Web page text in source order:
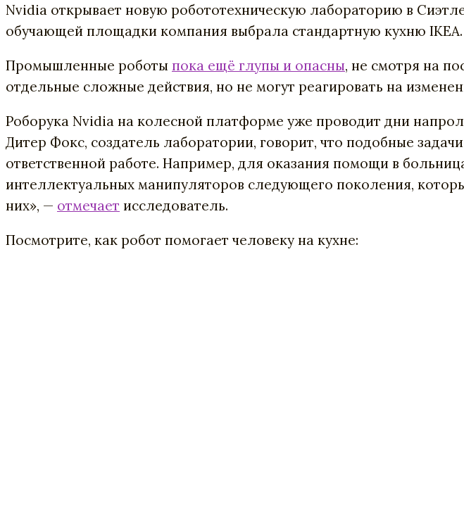
Nvidia открывает новую робототехническую лабораторию в
обучающей площадки компания выбрала стандартную кухню IKEA.
Промышленные роботы пока ещё глупы и опасны, не смотря на
отдельные сложные действия, но не могут реагировать на
Роборука Nvidia на колесной платформе уже проводит дни
Дитер Фокс, создатель лаборатории, говорит, что подобные
ответственной работе. Например, для оказания помощи в
интеллектуальных манипуляторов следующего поколения,
них», — отмечает исследователь.
Посмотрите, как робот помогает человеку на кухне: